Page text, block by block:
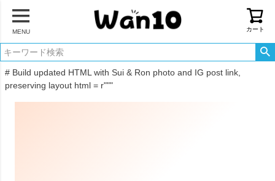
MENU カート
# Build updated HTML with Sui & Ron photo and IG post link,
preserving layout html = r"""